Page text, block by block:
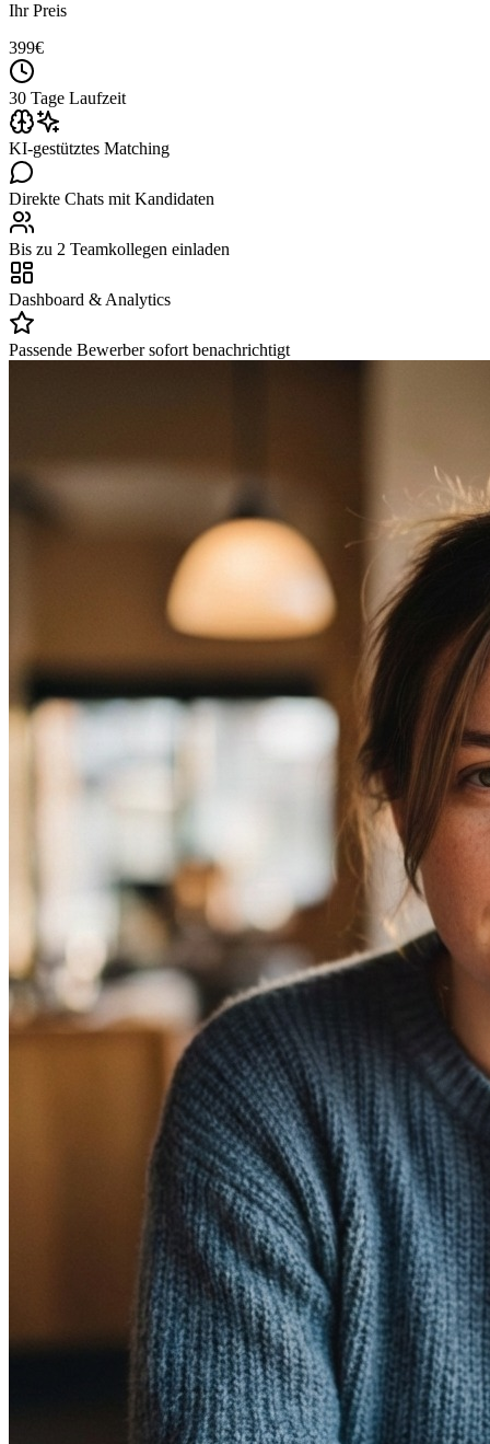
Ihr Preis
399€
30 Tage Laufzeit
KI-gestütztes Matching
Direkte Chats mit Kandidaten
Bis zu 2 Teamkollegen einladen
Dashboard & Analytics
Passende Bewerber sofort benachrichtigt